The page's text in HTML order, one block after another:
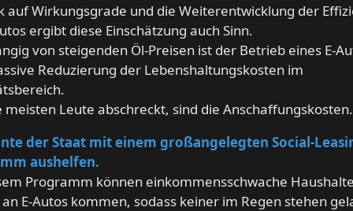
auf Wirkungsgrade und die Weiterentwicklung der
ergibt diese Einschätzung auch Sinn.
von steigenden Öl-Preisen ist der Betrieb eines E-
Reduzierung der Lebenshaltungskosten im
meisten Leute abschreckt, sind die Anschaffungskosten.
der Staat mit einem großangelegten Social-
aushelfen.
Programm können einkommensschwache
E-Autos kommen, sodass keiner im Regen stehen